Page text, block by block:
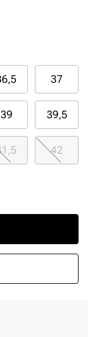
37
39 39,5
42